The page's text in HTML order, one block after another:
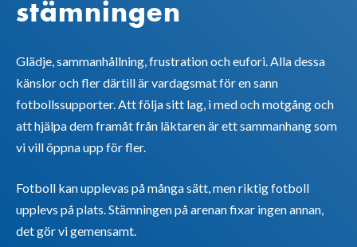
stämningen
Glädje, sammanhållning, frustration och eufori. Alla dessa
känslor och fler därtill är vardagsmat för en sann
fotbollssupporter. Att följa sitt lag, i med och motgång och
att hjälpa dem framåt från läktaren är ett sammanhang som
vi vill öppna upp för fler.
Fotboll kan upplevas på många sätt, men riktig fotboll
upplevs på plats. Stämningen på arenan fixar ingen annan,
det gör vi gemensamt.